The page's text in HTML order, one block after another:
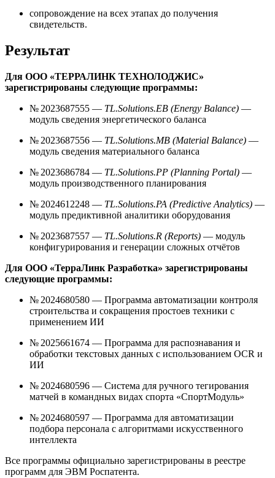
сопровождение на всех этапах до получения
свидетельств.
Результат
Для ООО «ТЕРРАЛИНК ТЕХНОЛОДЖИС»
зарегистрированы следующие программы:
№ 2023687555 — TL.Solutions.EB (Energy Balance) —
модуль сведения энергетического баланса
№ 2023687556 — TL.Solutions.MB (Material Balance) —
модуль сведения материального баланса
№ 2023686784 — TL.Solutions.PP (Planning Portal) —
модуль производственного планирования
№ 2024612248 — TL.Solutions.PA (Predictive Analytics) —
модуль предиктивной аналитики оборудования
№ 2023687557 — TL.Solutions.R (Reports) — модуль
конфигурирования и генерации сложных отчётов
Для ООО «ТерраЛинк Разработка» зарегистрированы
следующие программы:
№ 2024680580 — Программа автоматизации контроля
строительства и сокращения простоев техники с
применением ИИ
№ 2025661674 — Программа для распознавания и
обработки текстовых данных с использованием OCR и
ИИ
№ 2024680596 — Система для ручного тегирования
матчей в командных видах спорта «СпортМодуль»
№ 2024680597 — Программа для автоматизации
подбора персонала с алгоритмами искусственного
интеллекта
Все программы официально зарегистрированы в реестре
программ для ЭВМ Роспатента.